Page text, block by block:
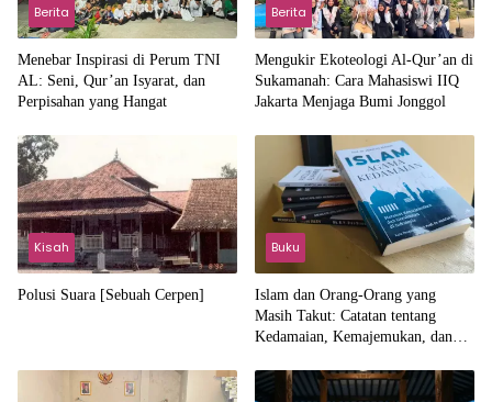
Berita
Menebar Inspirasi di Perum TNI
AL: Seni, Qur’an Isyarat, dan
Perpisahan yang Hangat
Berita
Mengukir Ekoteologi Al-Qur’an di
Sukamanah: Cara Mahasiswi IIQ
Jakarta Menjaga Bumi Jonggol
Kisah
Polusi Suara [Sebuah Cerpen]
Buku
Islam dan Orang-Orang yang
Masih Takut: Catatan tentang
Kedamaian, Kemajemukan, dan
Abdillah